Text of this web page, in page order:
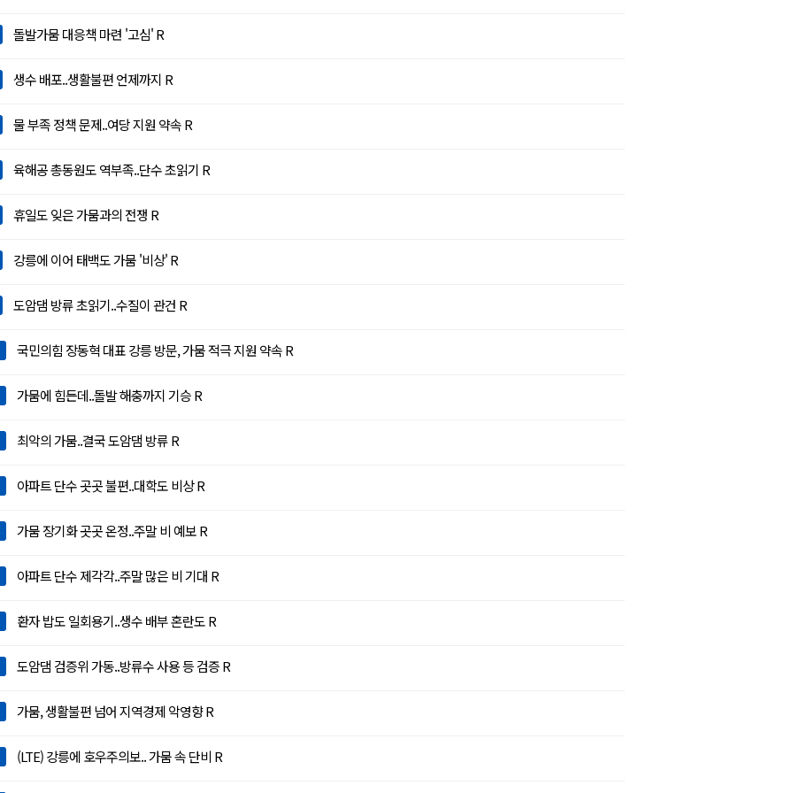
돌발가뭄 대응책 마련 '고심' R
생수 배포..생활불편 언제까지 R
물 부족 정책 문제..여당 지원 약속 R
육해공 총동원도 역부족..단수 초읽기 R
휴일도 잊은 가뭄과의 전쟁 R
강릉에 이어 태백도 가뭄 '비상' R
도암댐 방류 초읽기..수질이 관건 R
국민의힘 장동혁 대표 강릉 방문, 가뭄 적극 지원 약속 R
가뭄에 힘든데..돌발 해충까지 기승 R
최악의 가뭄..결국 도암댐 방류 R
아파트 단수 곳곳 불편..대학도 비상 R
가뭄 장기화 곳곳 온정..주말 비 예보 R
아파트 단수 제각각..주말 많은 비 기대 R
환자 밥도 일회용기..생수 배부 혼란도 R
도암댐 검증위 가동..방류수 사용 등 검증 R
가뭄, 생활불편 넘어 지역경제 악영향 R
(LTE) 강릉에 호우주의보.. 가뭄 속 단비 R